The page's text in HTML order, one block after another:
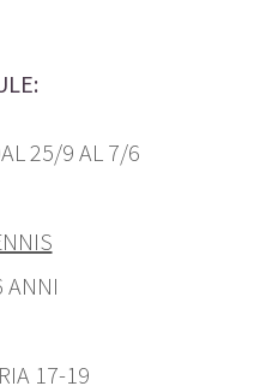
25/9 AL 7/6
ANNI
17-19